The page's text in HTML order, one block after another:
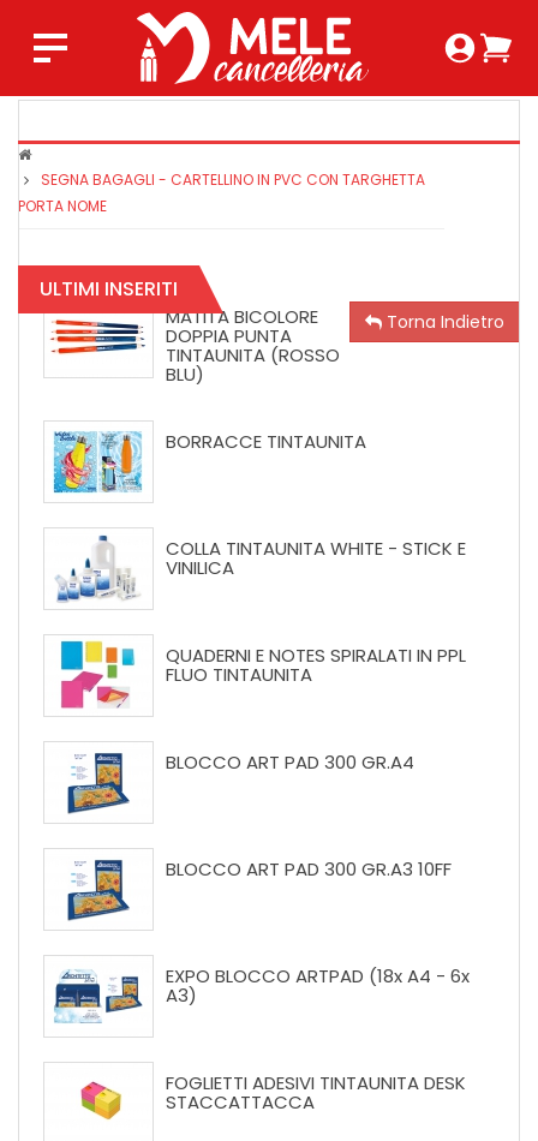
Login
SEGNA BAGAGLI - CARTELLINO IN PVC CON TARGHETTA
PORTA NOME
Torna Indietro
ULTIMI INSERITI
MATITA BICOLORE
DOPPIA PUNTA
TINTAUNITA (ROSSO
BLU)
BORRACCE TINTAUNITA
COLLA TINTAUNITA WHITE - STICK E
VINILICA
QUADERNI E NOTES SPIRALATI IN PPL
FLUO TINTAUNITA
BLOCCO ART PAD 300 GR.A4
BLOCCO ART PAD 300 GR.A3 10FF
EXPO BLOCCO ARTPAD (18x A4 - 6x
A3)
FOGLIETTI ADESIVI TINTAUNITA DESK
STACCATTACCA